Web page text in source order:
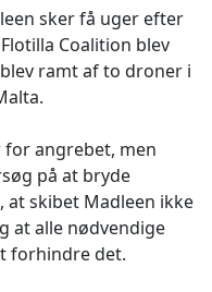
sker få uger efter
Coalition blev
ramt af to droner i
angrebet, men
på at bryde
skibet Madleen ikke
at alle nødvendige
forhindre det.